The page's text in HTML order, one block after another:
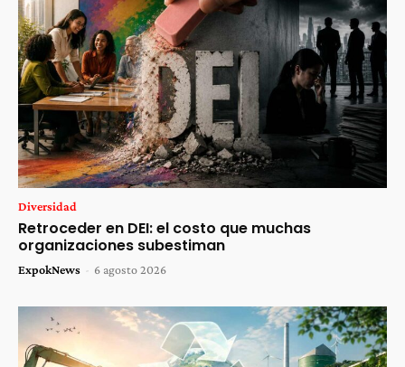
Diversidad
Retroceder en DEI: el costo que muchas
organizaciones subestiman
ExpokNews - 6 agosto 2026